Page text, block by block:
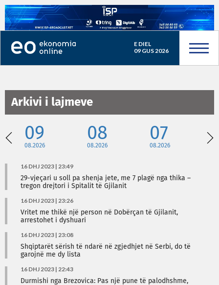
E DIEL
09 GUS 2026
Arkivi i lajmeve
09
08.2026
08
08.2026
07
08.2026
16 DHJ 2023 | 23:49
29-vjeçari u soll pa shenja jete, me 7 plagë nga thika –
tregon drejtori i Spitalit të Gjilanit
16 DHJ 2023 | 23:26
Vritet me thikë një person në Dobërçan të Gjilanit,
arrestohet i dyshuari
16 DHJ 2023 | 23:08
Shqiptarët sërish të ndarë në zgjedhjet në Serbi, do të
garojnë me dy lista
16 DHJ 2023 | 22:43
Durmishi nga Brezovica: Pas një pune të palodhshme,